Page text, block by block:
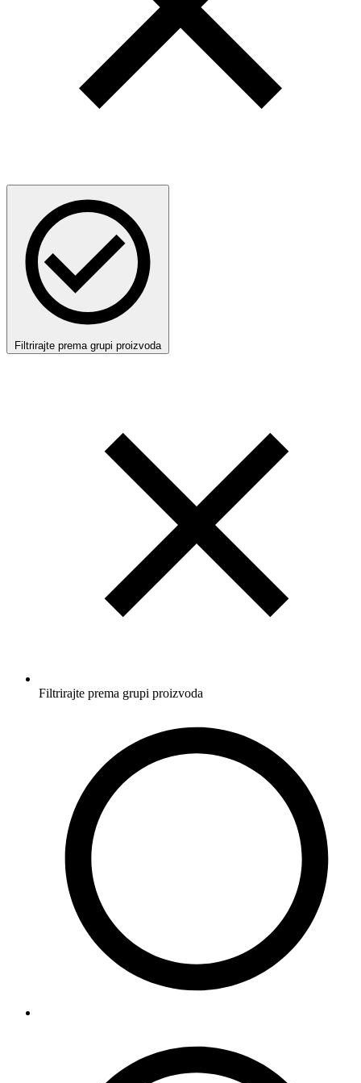
Filtrirajte prema grupi proizvoda
Filtrirajte prema grupi proizvoda